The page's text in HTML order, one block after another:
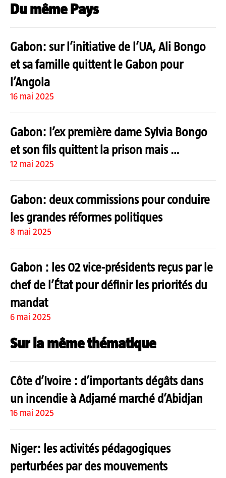
Du même Pays
Gabon: sur l’initiative de l’UA, Ali Bongo
et sa famille quittent le Gabon pour
l’Angola
16 mai 2025
Gabon: l’ex première dame Sylvia Bongo
et son fils quittent la prison mais …
12 mai 2025
Gabon: deux commissions pour conduire
les grandes réformes politiques
8 mai 2025
Gabon : les 02 vice-présidents reçus par le
chef de l’État pour définir les priorités du
mandat
6 mai 2025
Sur la même thématique
Côte d’Ivoire : d’importants dégâts dans
un incendie à Adjamé marché d’Abidjan
16 mai 2025
Niger: les activités pédagogiques
perturbées par des mouvements